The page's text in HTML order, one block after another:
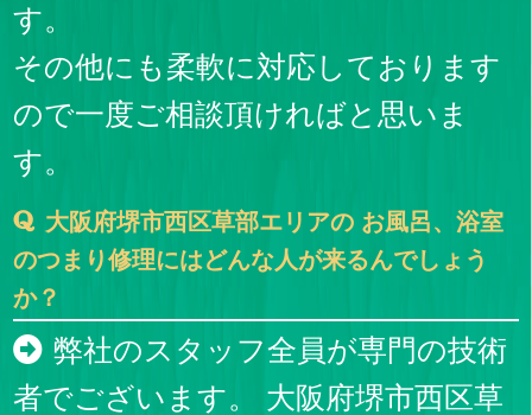
す。
その他にも柔軟に対応しております
ので一度ご相談頂ければと思いま
す。
大阪府堺市西区草部エリアの お風呂、浴室
のつまり修理にはどんな人が来るんでしょう
か？
弊社のスタッフ全員が専門の技術
者でございます。 大阪府堺市西区草